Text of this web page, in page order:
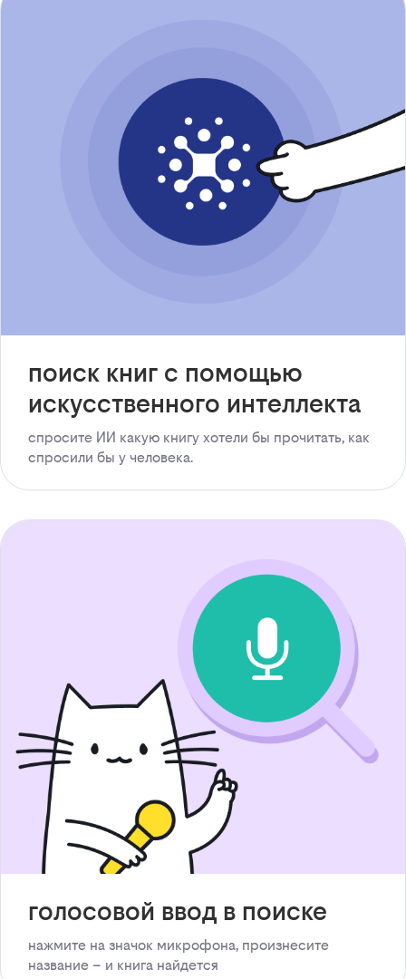
поиск книг с помощью
искусственного интеллекта
спросите ИИ какую книгу хотели бы прочитать, как
спросили бы у человека.
голосовой ввод в поиске
нажмите на значок микрофона, произнесите
название – и книга найдется